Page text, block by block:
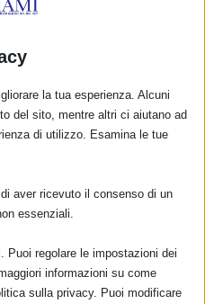
Sorbara (MO)
la tua esperienza. Alcuni
del sito, mentre altri ci aiutano ad
di utilizzo. Esamina le tue
aver ricevuto il consenso di un
essenziali.
Puoi regolare le impostazioni dei
informazioni su come
sulla privacy. Puoi modificare